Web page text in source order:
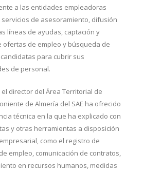
a las entidades empleadoras
de asesoramiento, difusión
líneas de ayudas, captación y
ofertas de empleo y búsqueda de
para cubrir sus
de personal.
el director del Área Territorial de
de Almería del SAE ha ofrecido
técnica en la que ha explicado con
y otras herramientas a disposición
como el registro de
empleo, comunicación de contratos,
en recursos humanos, medidas